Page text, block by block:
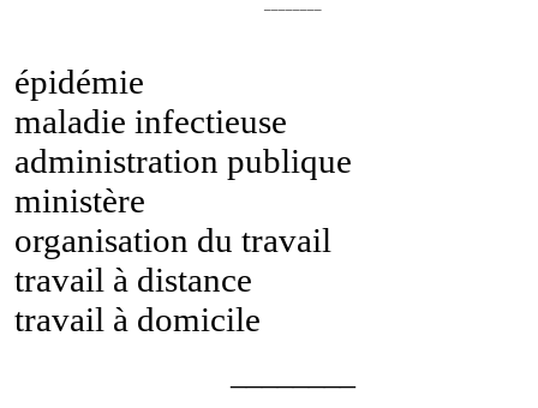
épidémie
maladie infectieuse
administration publique
ministère
organisation du travail
travail à distance
travail à domicile